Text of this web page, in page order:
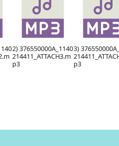
2) 376550000A_1140
214411_ATTACH3.m
p3
3)
p3
容